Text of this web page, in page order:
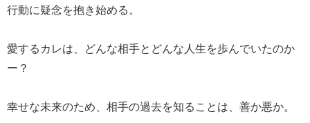
行動に疑念を抱き始める。
愛するカレは、どんな相手とどんな人生を歩んでいたのか
ー？
幸せな未来のため、相手の過去を知ることは、善か悪か。